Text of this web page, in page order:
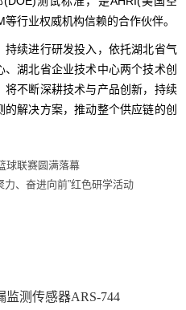
行业权威机构信赖的合作伙伴。
续进行研发投入，依托湖北省气
湖北省企业技术中心两个技术创
不断深耕技术与产品创新，持续
解决方案，推动整个供应链的创
球联赛圆满落幕
力、奋进向前”红色研学活动
监测传感器ARS-744